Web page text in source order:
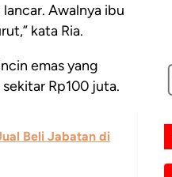
Awalnya ibu
kata Ria.
emas yang
Rp100 juta.
Beli Jabatan di